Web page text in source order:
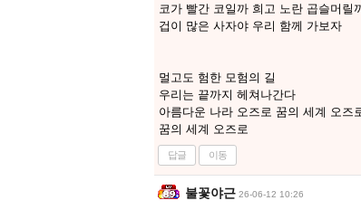
코가 빨간 코일까 희고 노란 곱슬머릴
겁이 많은 사자야 우리 함께 가보자
멀고도 험한 모험의 길
우리는 끝까지 헤쳐나간다
아름다운 나라 오즈로 꿈의 세계 오즈
꿈의 세계 오즈로
답글 이동
불꽃야근 26-06-12 10:26